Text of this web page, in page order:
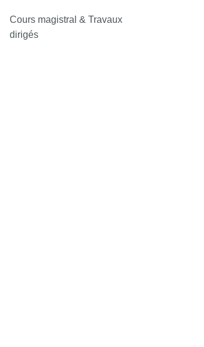
Cours magistral & Travaux
dirigés